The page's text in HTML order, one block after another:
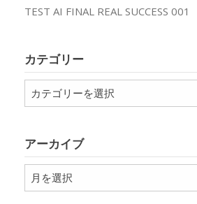
TEST AI FINAL REAL SUCCESS 001
カテゴリー
テ
ー
アーカイブ
ア
ー